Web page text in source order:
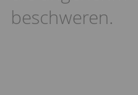
beschweren.